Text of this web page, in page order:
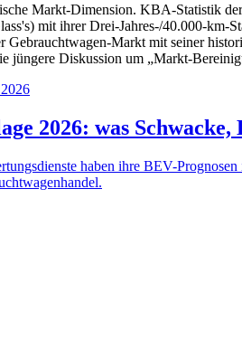
Markt-Dimension. KBA-Statistik
mit ihrer Drei-Jahres-/40.000-
Gebraucht­wagen-Markt mit seiner
jüngere Diskussion um „Markt-
2026: was
haben ihre BEV-